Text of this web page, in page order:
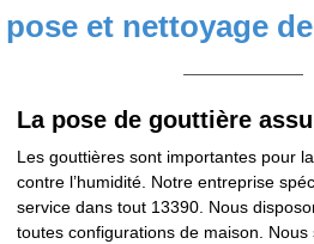
et nettoyage
La pose de gouttière
Les gouttières sont importantes pour
contre l’humidité. Notre entreprise
service dans tout 13390. Nous
toutes configurations de maison.